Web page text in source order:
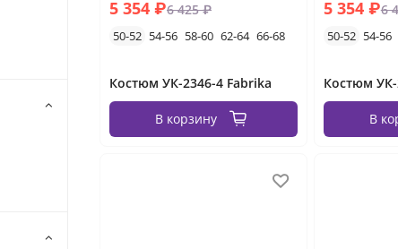
5 354 ₽6 425 ₽
50-52 54-56 58-60 62-64 66-68
Костюм УК-2346-4 Fabrika
В корзину
5 354 ₽6
50-52 54-56
Костюм УК-
В